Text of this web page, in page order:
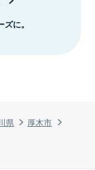
県
厚木市
に。